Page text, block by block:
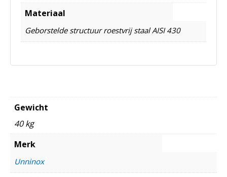
Materiaal
Geborstelde structuur roestvrij staal AISI 430
Gewicht
40 kg
Merk
Unninox